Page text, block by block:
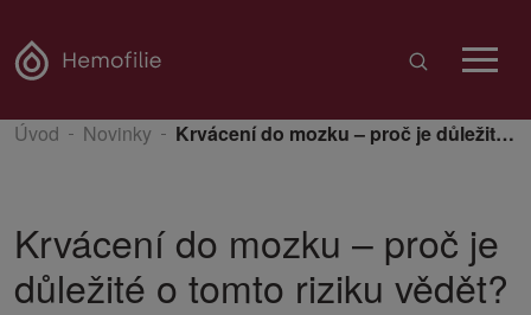
Úvod Novinky Krvácení do mozku – proč je důležité o tomto riziku vědět?
Krvácení do mozku – proč je
důležité o tomto riziku vědět?